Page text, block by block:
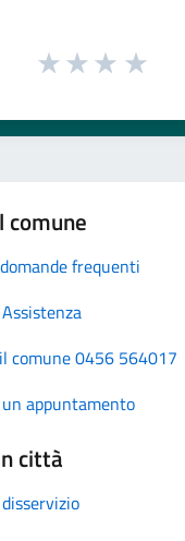
comune
frequenti
comune 0456 564017
appuntamento
città